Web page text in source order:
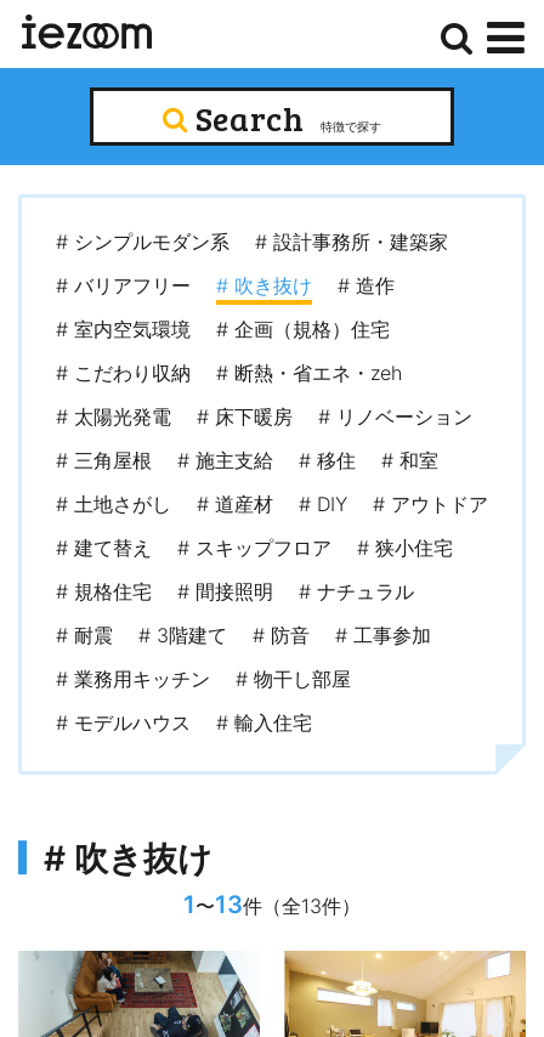
ュ
Search 特徴で探す
# シンプルモダン系
# 設計事務所・建築家
# バリアフリー
# 吹き抜け
# 造作
# 室内空気環境
# 企画（規格）住宅
# こだわり収納
# 断熱・省エネ・zeh
# 太陽光発電
# 床下暖房
# リノベーション
# 三角屋根
# 施主支給 # 移住
# 和室
# 土地さがし
# 道産材 # DIY
# アウトドア
# 建て替え
# スキップフロア
# 狭小住宅
# 規格住宅
# 間接照明
# ナチュラル
# 耐震
# 3階建て # 防音
# 工事参加
# 業務用キッチン
# 物干し部屋
# モデルハウス
# 輸入住宅
# 吹き抜け
1〜13件（全13件）